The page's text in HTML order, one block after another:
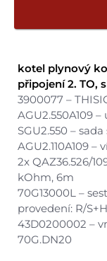
kotel plynový
připojení 2. TO,
3900077 –
AGU2.550A109
SGU2.550 –
AGU2.110A109
2x QAZ36.526/
kOhm, 6m
70G13000L –
provedení: R/
43D0200002 –
70G.DN20